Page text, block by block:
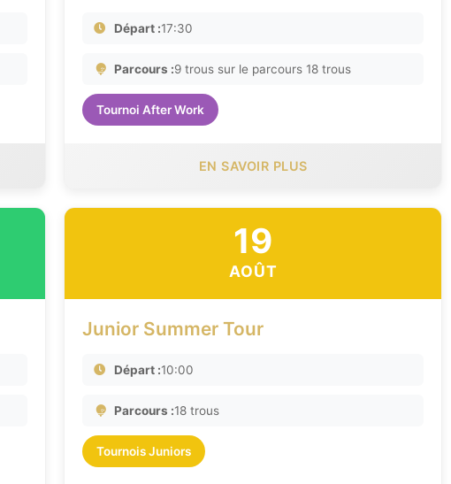
Départ :17:30
Parcours :9 trous sur le parcours 18 trous
Tournoi After Work
EN SAVOIR PLUS
19
AOÛT
Junior Summer Tour
Départ :10:00
Parcours :18 trous
Tournois Juniors